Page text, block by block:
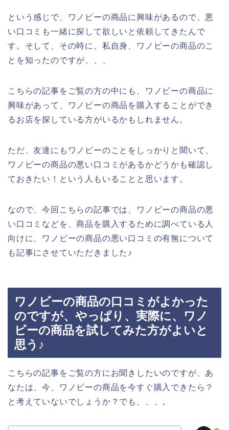
という感じで、ワノビーの商品に興味があるので、悪
い口コミも一緒に探して欲しいと依頼してきたんで
す。そして、その時に、私自身、ワノビーの商品のこ
とを知ったのですが、、、
こちらの記事をご覧の方の中にも、ワノビーの商品に
興味があって、ワノビーの商品を購入することができ
るお店を探している方がいるかもしれません。
ただ、友達にもワノビーのことをしっかりと聞いて、
ワノビーの商品の悪い口コミがあるかどうかも確認し
ておきたい！という人もいることと思います。
なので、今回こちらの記事では、ワノビーの商品の悪
い口コミなどを、商品を購入するために調べている人
向けに、ワノビーの商品の悪い口コミの有無について
も記事にさせていただきました♪
ワノビーの商品の口コミがよかった
のですが、やっぱり、実際に、ワノ
ビーの商品を試してみた方がよいと
思う♪
こちらの記事をご覧の方にお聞きしたいのですが、あ
なたは、今、ワノビーの商品を今すぐ購入できたら？
と考えていないでしょうか？でも、、、。